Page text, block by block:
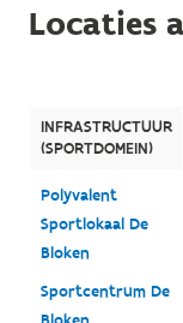
Locaties
INFRASTRUCTUUR
(SPORTDOMEIN)
Polyvalent
Sportlokaal De
Bloken
Sportcentrum De